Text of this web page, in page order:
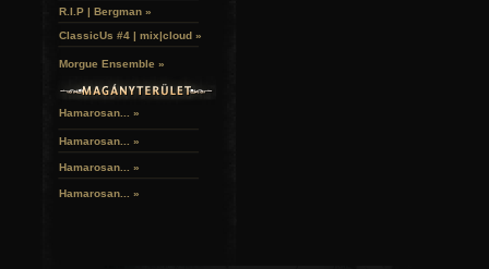
R.I.P | Bergman »
ClassicUs #4 | mix|cloud »
Morgue Ensemble »
Hamarosan... »
Hamarosan... »
Hamarosan... »
Hamarosan... »